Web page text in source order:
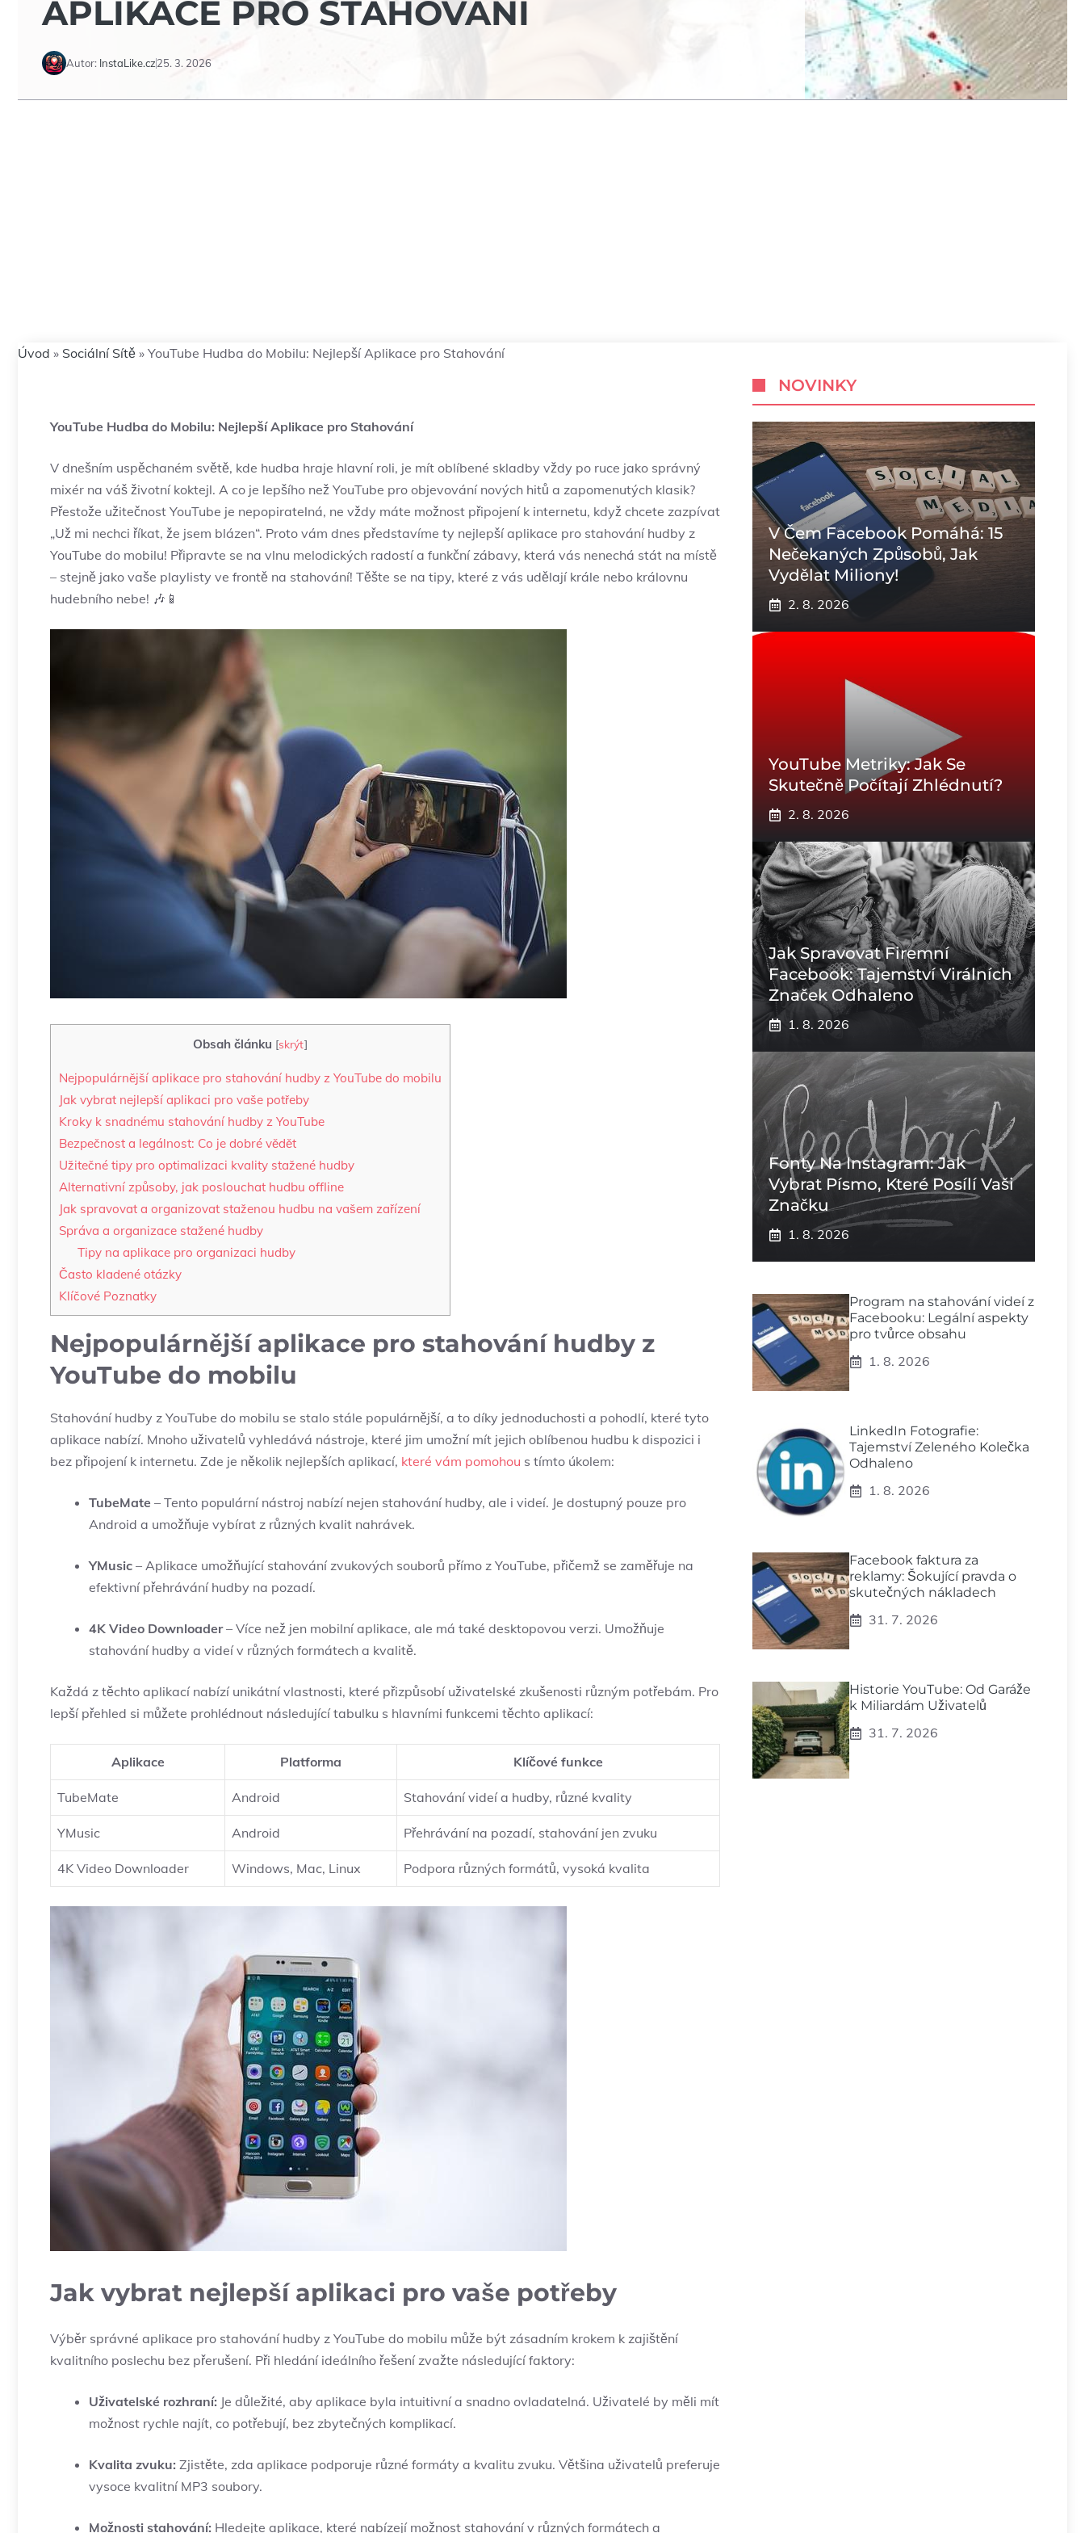
APLIKACE PRO STAHOVÁNÍ
Autor: InstaLike.cz25. 3. 2026
Úvod » Sociální Sítě » YouTube Hudba do Mobilu: Nejlepší Aplikace pro Stahování
YouTube Hudba do Mobilu: Nejlepší Aplikace pro Stahování
V dnešním uspěchaném světě, kde hudba hraje hlavní roli, je mít oblíbené skladby vždy po ruce jako správný
mixér na váš životní koktejl. A co je lepšího než YouTube pro objevování nových hitů a zapomenutých klasik?
Přestože užitečnost YouTube je nepopiratelná, ne vždy máte možnost připojení k internetu, když chcete zazpívat
„Už mi nechci říkat, že jsem blázen“. Proto vám dnes představíme ty nejlepší aplikace pro stahování hudby z
YouTube do mobilu! Připravte se na vlnu melodických radostí a funkční zábavy, která vás nenechá stát na místě
– stejně jako vaše playlisty ve frontě na stahování! Těšte se na tipy, které z vás udělají krále nebo královnu
hudebního nebe! 🎶📱
Obsah článku [skrýt]
Nejpopulárnější aplikace pro stahování hudby z YouTube do mobilu
Jak vybrat nejlepší aplikaci pro vaše potřeby
Kroky k snadnému stahování hudby z YouTube
Bezpečnost a legálnost: Co je dobré vědět
Užitečné tipy pro optimalizaci kvality stažené hudby
Alternativní způsoby, jak poslouchat hudbu offline
Jak spravovat a organizovat staženou hudbu na vašem zařízení
Správa a organizace stažené hudby
Tipy na aplikace pro organizaci hudby
Často kladené otázky
Klíčové Poznatky
Nejpopulárnější aplikace pro stahování hudby z
YouTube do mobilu
Stahování hudby z YouTube do mobilu se stalo stále populárnější, a to díky jednoduchosti a pohodlí, které tyto
aplikace nabízí. Mnoho uživatelů vyhledává nástroje, které jim umožní mít jejich oblíbenou hudbu k dispozici i
bez připojení k internetu. Zde je několik nejlepších aplikací, které vám pomohou s tímto úkolem:
TubeMate – Tento populární nástroj nabízí nejen stahování hudby, ale i videí. Je dostupný pouze pro
Android a umožňuje vybírat z různých kvalit nahrávek.
YMusic – Aplikace umožňující stahování zvukových souborů přímo z YouTube, přičemž se zaměřuje na
efektivní přehrávání hudby na pozadí.
4K Video Downloader– Více než jen mobilní aplikace, ale má také desktopovou verzi. Umožňuje
stahování hudby a videí v různých formátech a kvalitě.
Každá z těchto aplikací nabízí unikátní vlastnosti, které přizpůsobí uživatelské zkušenosti různým potřebám. Pro
lepší přehled si můžete prohlédnout následující tabulku s hlavními funkcemi těchto aplikací:
Aplikace Platforma Klíčové funkce
TubeMate Android Stahování videí a hudby, různé kvality
YMusic Android Přehrávání na pozadí, stahování jen zvuku
4K Video Downloader Windows, Mac, Linux Podpora různých formátů, vysoká kvalita
Jak vybrat nejlepší aplikaci pro vaše potřeby
Výběr správné aplikace pro stahování hudby z YouTube do mobilu může být zásadním krokem k zajištění
kvalitního poslechu bez přerušení. Při hledání ideálního řešení zvažte následující faktory:
Uživatelské rozhraní: Je důležité, aby aplikace byla intuitivní a snadno ovladatelná. Uživatelé by měli mít
možnost rychle najít, co potřebují, bez zbytečných komplikací.
Kvalita zvuku: Zjistěte, zda aplikace podporuje různé formáty a kvalitu zvuku. Většina uživatelů preferuje
vysoce kvalitní MP3 soubory.
Možnosti stahování: Hledejte aplikace, které nabízejí možnost stahování v různých formátech a
NOVINKY
V Čem Facebook Pomáhá: 15
Nečekaných Způsobů, Jak
Vydělat Miliony!
2. 8. 2026
YouTube Metriky: Jak Se
Skutečně Počítají Zhlédnutí?
2. 8. 2026
Jak Spravovat Firemní
Facebook: Tajemství Virálních
Značek Odhaleno
1. 8. 2026
Fonty Na Instagram: Jak
Vybrat Písmo, Které Posílí Vaši
Značku
1. 8. 2026
Program na stahování videí z
Facebooku: Legální aspekty
pro tvůrce obsahu
1. 8. 2026
LinkedIn Fotografie:
Tajemství Zeleného Kolečka
Odhaleno
1. 8. 2026
Facebook faktura za
reklamy: Šokující pravda o
skutečných nákladech
31. 7. 2026
Historie YouTube: Od Garáže
k Miliardám Uživatelů
31. 7. 2026